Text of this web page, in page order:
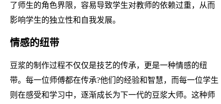
了师生的角色界限，容易导致学生对教师的依赖过重，从而
影响学生的独立性和自我发展。
情感的纽带
豆浆的制作过程不仅仅是技艺的传承，更是一种情感的纽
带。每一位师傅都在传承?他们的经验和智慧，而每一位学生
则在感受和学习中，逐渐成长为下一代的豆浆大师。这种师